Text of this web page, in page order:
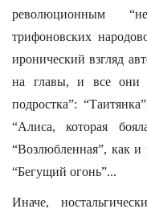
революционным
трифоновских
иронический взгляд
на главы, и все
подростка”:
“Алиса, которая
“Возлюбленная”, как и
“Бегущий огонь”...
Иначе,